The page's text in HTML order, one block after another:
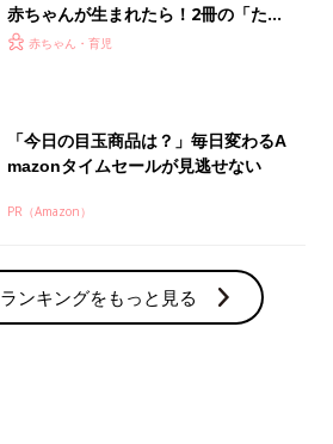
赤ちゃんが生まれたら！2冊の「たま
ひよ」
赤ちゃん・育児
「今日の目玉商品は？」毎日変わるA
mazonタイムセールが見逃せない
PR（Amazon）
ランキングをもっと見る